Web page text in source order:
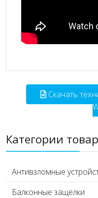
Скачать
Категории
Антивзломные
Балконные защелки